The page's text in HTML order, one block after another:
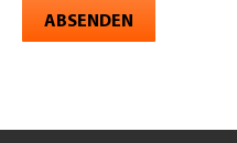
ABSENDEN